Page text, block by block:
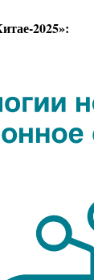
2025»: